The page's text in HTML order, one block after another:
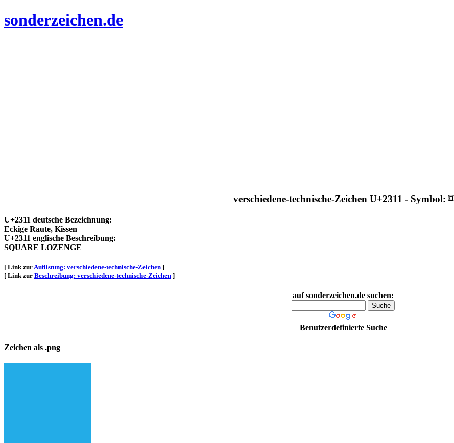
sonderzeichen.de
verschiedene-technische-Zeichen U+2311 - Symbol: ⌑
U+2311 deutsche Bezeichnung:
Eckige Raute, Kissen
U+2311 englische Beschreibung:
SQUARE LOZENGE
[ Link zurAuflistung: verschiedene-technische-Zeichen ]
[ Link zur Beschreibung: verschiedene-technische-Zeichen ]
auf sonderzeichen.de suchen:
Benutzerdefinierte Suche
Zeichen als .png